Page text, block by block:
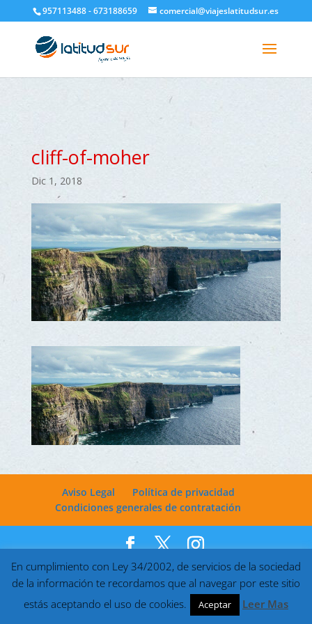
google-site-verification=H6A6AFFbXLQPnewL7da5KWjTFeKytP3gbsCfUlQl-
3k
957113488 - 673188659 comercial@viajeslatitudsur.es
cliff-of-moher
Dic 1, 2018
Aviso Legal
Política de privacidad
Condiciones generales de contratación
Desarrollado porMarkettools| Viajes Latitud Sur © 2022
En cumplimiento con Ley 34/2002, de servicios de la sociedad
de la información te recordamos que al navegar por este sitio
estás aceptando el uso de cookies.
Aceptar Leer Mas